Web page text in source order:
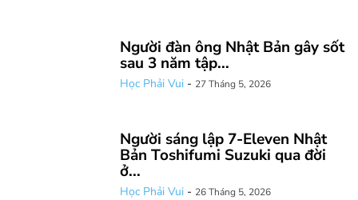
Người đàn ông Nhật Bản gây sốt
sau 3 năm tập...
Học Phải Vui - 27 Tháng 5, 2026
Người sáng lập 7-Eleven Nhật
Bản Toshifumi Suzuki qua đời
ở...
Học Phải Vui - 26 Tháng 5, 2026